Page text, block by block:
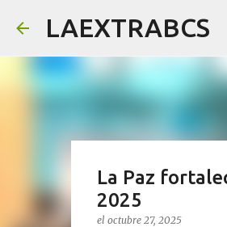
LAEXTRABCS
La Paz
2025
el octubre 27, 2025